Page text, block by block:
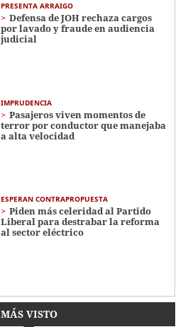
PRESENTA ARRAIGO
Defensa de JOH rechaza cargos
por lavado y fraude en audiencia
judicial
IMPRUDENCIA
Pasajeros viven momentos de
terror por conductor que manejaba
a alta velocidad
ESPERAN CONTRAPROPUESTA
Piden más celeridad al Partido
Liberal para destrabar la reforma
al sector eléctrico
MÁS VISTO